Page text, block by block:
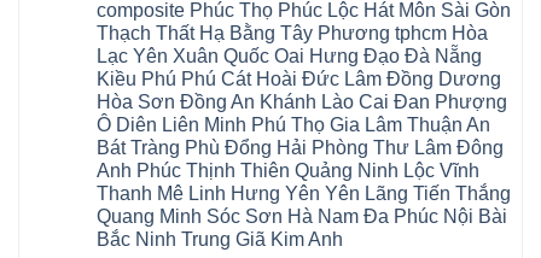
Hưng
Yên
Sài
Gòn
Ân
Thi
Hoàng
Mai
Hào
Tiên
Lữ
Từ
Liêm
Phù
Cừ
Flortex
black
Hobi
wood
Glotex
Kosmos
Hobi
wood
Charm
wood
đế
cao
su
IXPE
Phú
giả
cong
vênh
Sửa
mặt
bậc
cầu
thang
nhựa
sửa
cửa
composite
tpHCM
sàn
gỗ
cong
vênh
tại
Hà
Nội
Sửa
sàn
gỗ
công
nghiệp
tại
Hà
Nội
composite Phúc Thọ Phúc Lộc Hát Môn Sài Gòn
Thạch Thất Hạ Bằng Tây Phương tphcm Hòa
Lạc Yên Xuân Quốc Oai Hưng Đạo Đà Nẵng
Kiều Phú Phú Cát Hoài Đức Lâm Đồng Dương
Hòa Sơn Đồng An Khánh Lào Cai Đan Phượng
Ô Diên Liên Minh Phú Thọ Gia Lâm Thuận An
Bát Tràng Phù Đổng Hải Phòng Thư Lâm Đông
Anh Phúc Thịnh Thiên Quảng Ninh Lộc Vĩnh
Thanh Mê Linh Hưng Yên Yên Lãng Tiến Thắng
Quang Minh Sóc Sơn Hà Nam Đa Phúc Nội Bài
Bắc Ninh Trung Giã Kim Anh